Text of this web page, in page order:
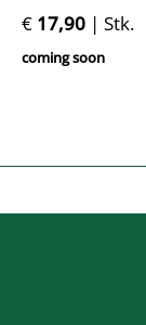
€ 17,90 | Stk.
coming soon